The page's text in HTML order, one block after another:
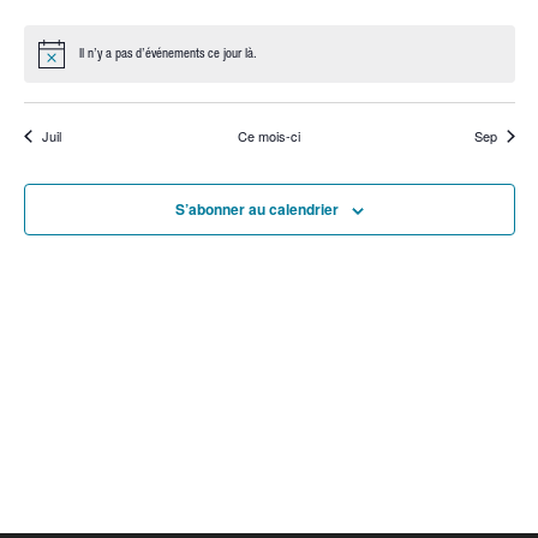
Notice
Il n’y a pas d’événements ce jour là.
Juil Ce mois-ci Sep
S’abonner au calendrier